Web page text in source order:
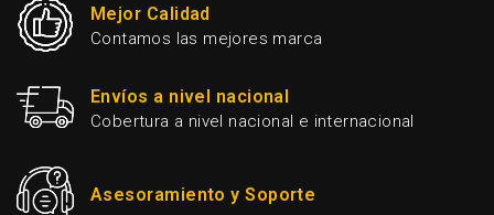
Mejor Calidad
Contamos las mejores marca
Envíos a nivel nacional
Cobertura a nivel nacional e internacional
Asesoramiento y Soporte